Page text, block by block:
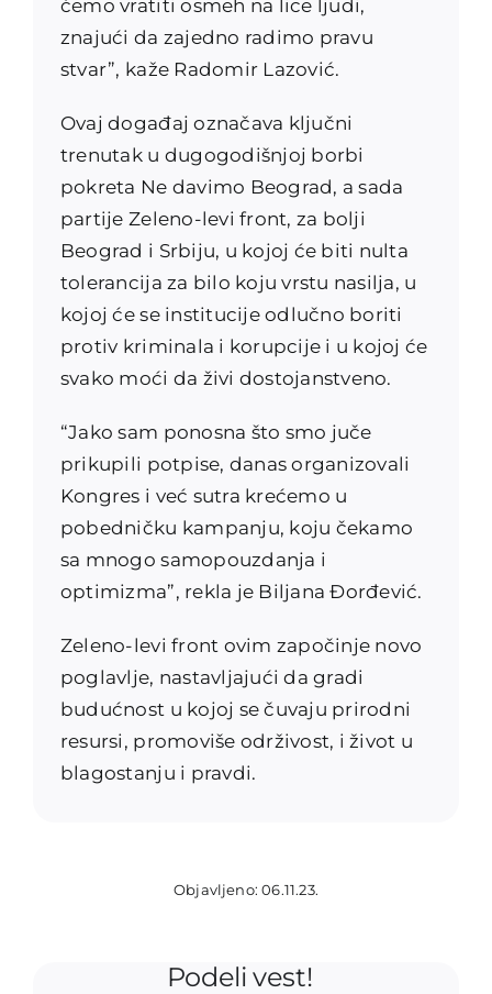
ćemo vratiti osmeh na lice ljudi,
znajući da zajedno radimo pravu
stvar”, kaže Radomir Lazović.
Ovaj događaj označava ključni
trenutak u dugogodišnjoj borbi
pokreta Ne davimo Beograd, a sada
partije Zeleno-levi front, za bolji
Beograd i Srbiju, u kojoj će biti nulta
tolerancija za bilo koju vrstu nasilja, u
kojoj će se institucije odlučno boriti
protiv kriminala i korupcije i u kojoj će
svako moći da živi dostojanstveno.
“Jako sam ponosna što smo juče
prikupili potpise, danas organizovali
Kongres i već sutra krećemo u
pobedničku kampanju, koju čekamo
sa mnogo samopouzdanja i
optimizma”, rekla je Biljana Đorđević.
Zeleno-levi front ovim započinje novo
poglavlje, nastavljajući da gradi
budućnost u kojoj se čuvaju prirodni
resursi, promoviše održivost, i život u
blagostanju i pravdi.
Objavljeno: 06.11.23.
Podeli vest!